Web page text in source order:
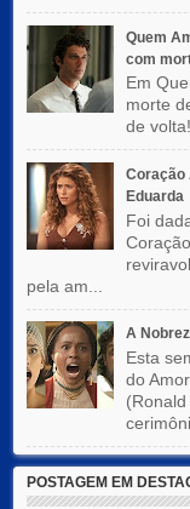
Quem
com
Em
morte
de
Coração
Eduarda
Foi
pela am...
A
Esta
do
POSTAGEM EM